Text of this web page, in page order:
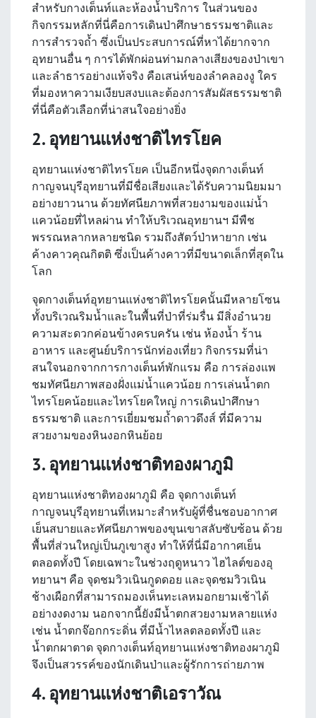
สำหรับกางเต็นท์และห้องน้ำบริการ ในส่วนของ
กิจกรรมหลักที่นี่คือการเดินป่าศึกษาธรรมชาติและ
การสำรวจถ้ำ ซึ่งเป็นประสบการณ์ที่หาได้ยากจาก
อุทยานอื่น ๆ การได้พักผ่อนท่ามกลางเสียงของป่าเขา
และลำธารอย่างแท้จริง คือเสน่ห์ของลำคลองงู ใคร
ที่มองหาความเงียบสงบและต้องการสัมผัสธรรมชาติ
ที่นี่คือตัวเลือกที่น่าสนใจอย่างยิ่ง
2. อุทยานแห่งชาติไทรโยค
อุทยานแห่งชาติไทรโยค เป็นอีกหนึ่งจุดกางเต็นท์
กาญจนบุรีอุทยานที่มีชื่อเสียงและได้รับความนิยมมา
อย่างยาวนาน ด้วยทัศนียภาพที่สวยงามของแม่น้ำ
แควน้อยที่ไหลผ่าน ทำให้บริเวณอุทยานฯ มีพืช
พรรณหลากหลายชนิด รวมถึงสัตว์ป่าหายาก เช่น
ค้างคาวคุณกิตติ ซึ่งเป็นค้างคาวที่มีขนาดเล็กที่สุดใน
โลก
จุดกางเต็นท์อุทยานแห่งชาติไทรโยคนั้นมีหลายโซน
ทั้งบริเวณริมน้ำและในพื้นที่ป่าที่ร่มรื่น มีสิ่งอำนวย
ความสะดวกค่อนข้างครบครัน เช่น ห้องน้ำ ร้าน
อาหาร และศูนย์บริการนักท่องเที่ยว กิจกรรมที่น่า
สนใจนอกจากการกางเต็นท์พักแรม คือ การล่องแพ
ชมทัศนียภาพสองฝั่งแม่น้ำแควน้อย การเล่นน้ำตก
ไทรโยคน้อยและไทรโยคใหญ่ การเดินป่าศึกษา
ธรรมชาติ และการเยี่ยมชมถ้ำดาวดึงส์ ที่มีความ
สวยงามของหินงอกหินย้อย
3. อุทยานแห่งชาติทองผาภูมิ
อุทยานแห่งชาติทองผาภูมิ คือ จุดกางเต็นท์
กาญจนบุรีอุทยานที่เหมาะสำหรับผู้ที่ชื่นชอบอากาศ
เย็นสบายและทัศนียภาพของขุนเขาสลับซับซ้อน ด้วย
พื้นที่ส่วนใหญ่เป็นภูเขาสูง ทำให้ที่นี่มีอากาศเย็น
ตลอดทั้งปี โดยเฉพาะในช่วงฤดูหนาว ไฮไลต์ของอุ
ทยานฯ คือ จุดชมวิวเนินกูดดอย และจุดชมวิวเนิน
ช้างเผือกที่สามารถมองเห็นทะเลหมอกยามเช้าได้
อย่างงดงาม นอกจากนี้ยังมีน้ำตกสวยงามหลายแห่ง
เช่น น้ำตกจ๊อกกระดิ่น ที่มีน้ำไหลตลอดทั้งปี และ
น้ำตกผาตาด จุดกางเต็นท์อุทยานแห่งชาติทองผาภูมิ
จึงเป็นสวรรค์ของนักเดินป่าและผู้รักการถ่ายภาพ
4. อุทยานแห่งชาติเอราวัณ